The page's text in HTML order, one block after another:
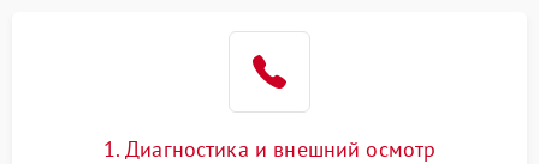
1. Диагностика и внешний осмотр